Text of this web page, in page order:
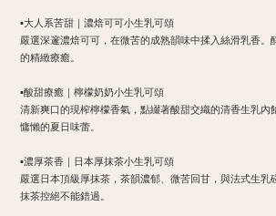
▪​大人系苦甜｜濃焙可可小生乳可頌
嚴選深邃濃焙可可，在微苦的成熟韻味中揉入絲滑乳香。
的精緻療癒。
▪​酸甜療癒｜檸檬奶奶小生乳可頌
清新爽口的現榨檸檬香氣，點綴著酸甜交織的清香生乳內
慵懶的夏日味蕾。
▪​濃厚茶香｜日本厚抹茶小生乳可頌
嚴選日本頂級厚抹茶，茶韻濃郁、微苦回甘，與法式生乳
抹茶控絕不能錯過。